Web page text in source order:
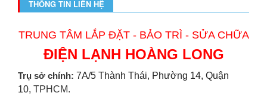
THÔNG TIN LIÊN HỆ
TRUNG TÂM LẮP ĐẶT - BẢO TRÌ - SỬA CHỮA
ĐIỆN LẠNH HOÀNG LONG
Trụ sở chính: 7A/5 Thành Thái, Phường 14, Quận
10, TPHCM.